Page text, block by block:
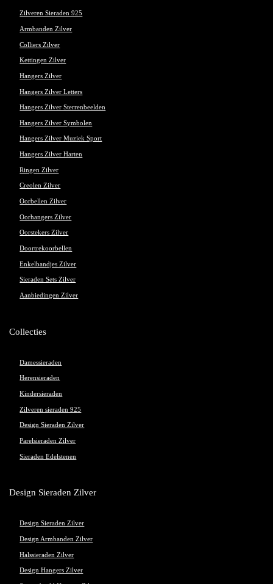
Zilveren Sieraden 925
Armbanden Zilver
Colliers Zilver
Kettingen Zilver
Hangers Zilver
Hangers Zilver Letters
Hangers Zilver Sterrenbeelden
Hangers Zilver Symbolen
Hangers Zilver Muziek Sport
Hangers Zilver Harten
Ringen Zilver
Creolen Zilver
Oorbellen Zilver
Oorhangers Zilver
Oorstekers Zilver
Doortrekoorbellen
Enkelbandjes Zilver
Sieraden Sets Zilver
Aanbiedingen Zilver
Collecties
Damessieraden
Herensieraden
Kindersieraden
Zilveren sieraden 925
Design Sieraden Zilver
Parelsieraden Zilver
Sieraden Edelstenen
Design Sieraden Zilver
Design Sieraden Zilver
Design Armbanden Zilver
Halssieraden Zilver
Design Hangers Zilver